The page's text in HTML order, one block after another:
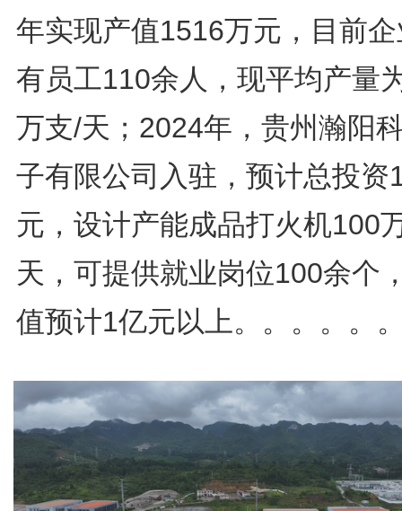
年实现产值1516万元，目前
有员工110余人，现平均产量
万支/天；2024年，贵州瀚阳
子有限公司入驻，预计总投资
元，设计产能成品打火机100
天，可提供就业岗位100余个
值预计1亿元以上。。。。。